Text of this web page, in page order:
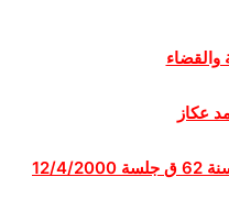
والقضاء
عكاز